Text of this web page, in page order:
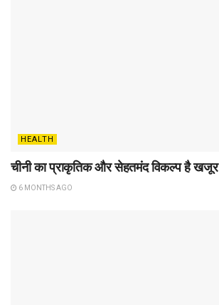
HEALTH
चीनी का प्राकृतिक और सेहतमंद विकल्प है खजूर
6 MONTHS AGO